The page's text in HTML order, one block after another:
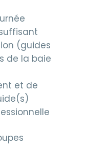
(guides
de la baie
et de